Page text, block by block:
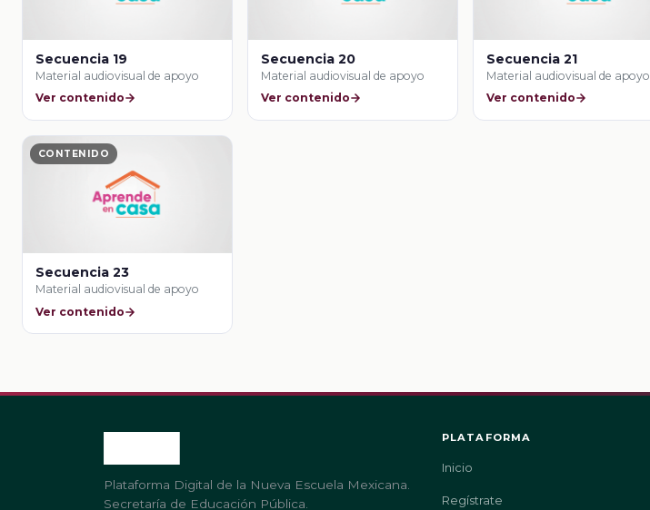
Secuencia 19
Material audiovisual de apoyo
Ver contenido
Secuencia 20
Material audiovisual de apoyo
Ver contenido
Secuencia 21
Material audiovisual de apoyo
Ver contenido
CONTENIDO
Secuencia 23
Material audiovisual de apoyo
Ver contenido
Plataforma Digital de la Nueva Escuela Mexicana.
Secretaría de Educación Pública.
PLATAFORMA
Inicio
Regístrate